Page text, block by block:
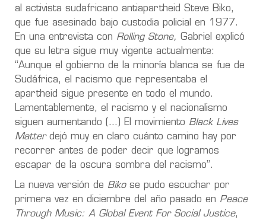
al activista sudafricano antiapartheid Steve Biko,
que fue asesinado bajo custodia policial en 1977.
En una entrevista con Rolling Stone, Gabriel explicó
que su letra sigue muy vigente actualmente:
“Aunque el gobierno de la minoría blanca se fue de
Sudáfrica, el racismo que representaba el
apartheid sigue presente en todo el mundo.
Lamentablemente, el racismo y el nacionalismo
siguen aumentando (…) El movimiento Black Lives
Matter dejó muy en claro cuánto camino hay por
recorrer antes de poder decir que logramos
escapar de la oscura sombra del racismo”.
La nueva versión de Biko se pudo escuchar por
primera vez en diciembre del año pasado en Peace
Through Music: A Global Event For Social Justice,